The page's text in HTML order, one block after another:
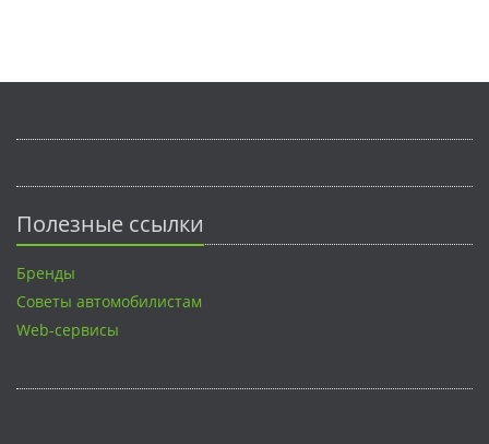
Полезные ссылки
Бренды
Советы автомобилистам
Web-сервисы